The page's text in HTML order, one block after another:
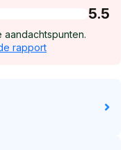
5.5
rapport